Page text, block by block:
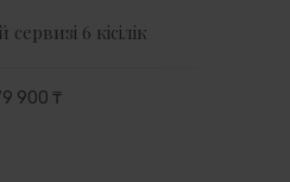
6 кісілік
900 ₸